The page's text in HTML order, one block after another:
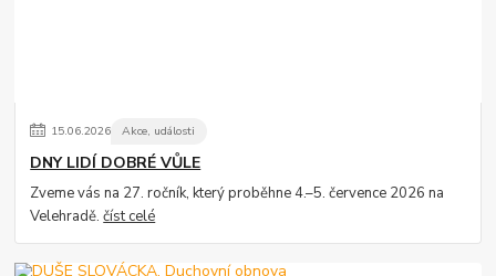
15.06.2026 Akce, události
DNY LIDÍ DOBRÉ VŮLE
Zveme vás na 27. ročník, který proběhne 4.–5. července 2026 na
Velehradě.číst celé